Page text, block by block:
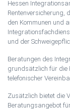
Hessen
Rentenversicherung,
den Kommunen und
und der
Beratungen des
grundsätzlich für die
telefonischer
Zusätzlich bietet die
Beratungsangebot